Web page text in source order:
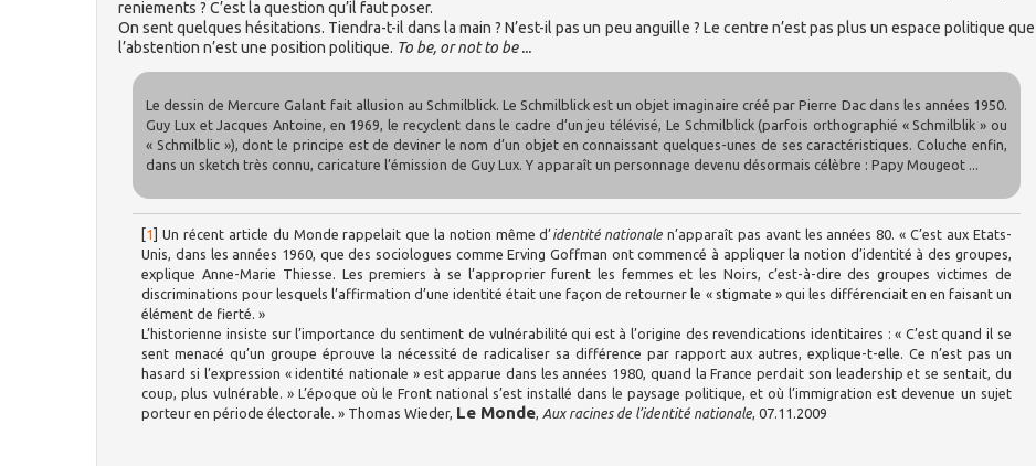
reniements ? C’est la question qu’il faut poser.
On sent quelques hésitations. Tiendra-t-il dans la main ? N’est-il pas un peu anguille ? Le centre n’est pas plus un espace politique que
l’abstention n’est une position politique. To be, or not to be ...
Le dessin de Mercure Galant fait allusion au Schmilblick. Le Schmilblick est un objet imaginaire créé par Pierre Dac dans les années 1950.
Guy Lux et Jacques Antoine, en 1969, le recyclent dans le cadre d’un jeu télévisé, Le Schmilblick (parfois orthographié « Schmilblik » ou
« Schmilblic »), dont le principe est de deviner le nom d’un objet en connaissant quelques-unes de ses caractéristiques. Coluche enfin,
dans un sketch très connu, caricature l’émission de Guy Lux. Y apparaît un personnage devenu désormais célèbre : Papy Mougeot ...
[1]Un récent article du Monde rappelait que la notion même d’identité nationale n’apparaît pas avant les années 80. « C’est aux Etats-
Unis, dans les années 1960, que des sociologues comme Erving Goffman ont commencé à appliquer la notion d’identité à des groupes,
explique Anne-Marie Thiesse. Les premiers à se l’approprier furent les femmes et les Noirs, c’est-à-dire des groupes victimes de
discriminations pour lesquels l’affirmation d’une identité était une façon de retourner le « stigmate » qui les différenciait en en faisant un
élément de fierté. »
L’historienne insiste sur l’importance du sentiment de vulnérabilité qui est à l’origine des revendications identitaires : « C’est quand il se
sent menacé qu’un groupe éprouve la nécessité de radicaliser sa différence par rapport aux autres, explique-t-elle. Ce n’est pas un
hasard si l’expression « identité nationale » est apparue dans les années 1980, quand la France perdait son leadership et se sentait, du
coup, plus vulnérable. » L’époque où le Front national s’est installé dans le paysage politique, et où l’immigration est devenue un sujet
porteur en période électorale. » Thomas Wieder, Le Monde Aux racines de l’identité nationale , 07.11.2009